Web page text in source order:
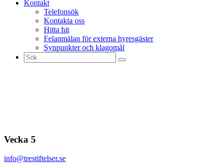
Kontakt
Telefonsök
Kontakta oss
Hitta hit
Felanmälan för externa hyresgäster
Synpunkter och klagomål
Sök
efter:
Vecka 5
info@trestiftelser.se